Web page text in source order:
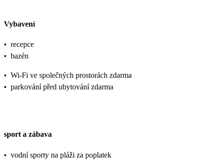
Vybavení
• recepce
• bazén
• Wi-Fi ve společných prostorách zdarma
• parkování před ubytování zdarma
sport a zábava
• vodní sporty na pláži za poplatek